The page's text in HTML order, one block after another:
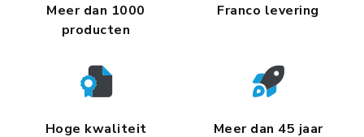
Meer dan 1000
producten
Franco levering
Hoge kwaliteit
Meer dan 45 jaar